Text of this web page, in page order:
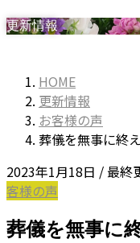
更新情報
HOME
更新情報
お客様の声
葬儀を無事に終
2023年1月18日 / 最終
客様の声
葬儀を無事に